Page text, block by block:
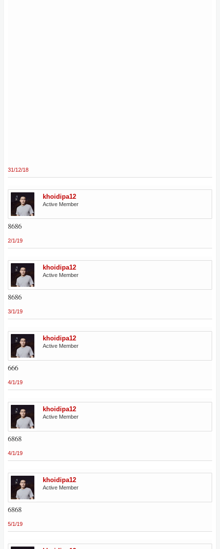
31/12/18
khoidipa12
Active Member
8686
2/1/19
khoidipa12
Active Member
8686
3/1/19
khoidipa12
Active Member
666
4/1/19
khoidipa12
Active Member
6868
4/1/19
khoidipa12
Active Member
6868
5/1/19